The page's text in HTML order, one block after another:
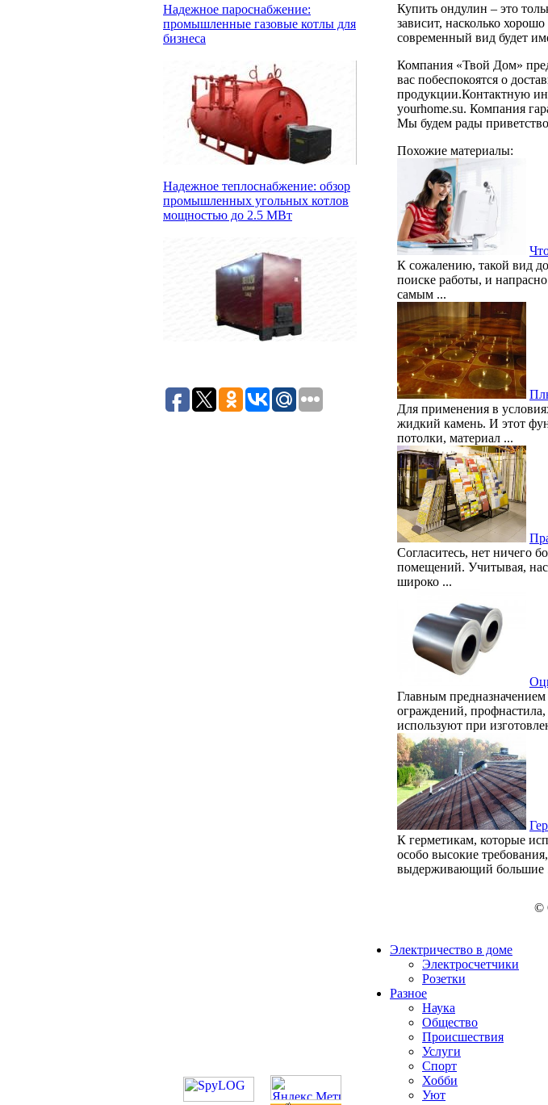
Надежное пароснабжение:
промышленные газовые котлы для
бизнеса
Надежное теплоснабжение: обзор
промышленных угольных котлов
мощностью до 2.5 МВт
Купить ондулин – это
зависит, насколько
современный вид будет
Компания «Твой Дом»
вас побеспокоятся о
продукции.Контактную
yourhome.su. Компания
Мы будем рады
Похожие материалы:
К сожалению, такой вид
поиске работы, и
самым ...
Для применения в
жидкий камень. И этот
потолки, материал ...
Согласитесь, нет ничего
помещений. Учитывая,
широко ...
Главным предназначением
ограждений,
используют при
К герметикам, которые
особо высокие
выдерживающий большие
©
Электричество в доме
Электросчетчики
Розетки
Разное
Наука
Общество
Происшествия
Услуги
Спорт
Хобби
Уют